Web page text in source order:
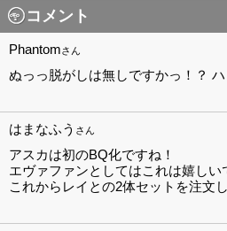
コメント
Phantomさん
ぬっっ脱がしは無しですかっ！？ ハ
はまなふう さん
アスカは初のBQ化ですね！
エヴァファンとしてはこれは嬉しい
これからレイとの2体セットを注文